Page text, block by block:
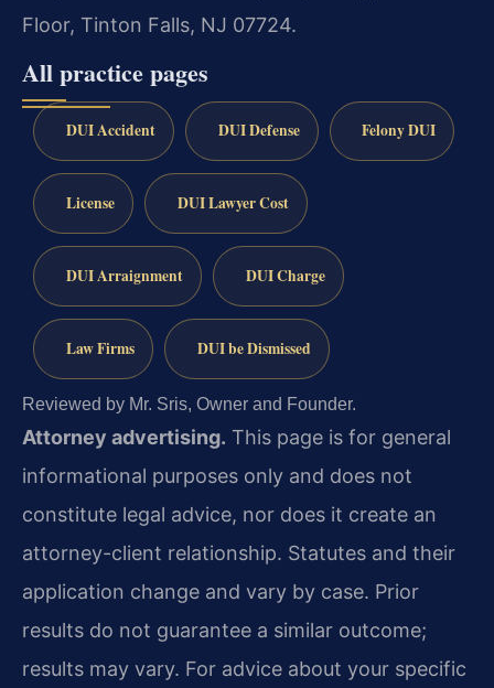
Floor, Tinton Falls, NJ 07724.
All practice pages
DUI Accident DUI Defense Felony DUI
License DUI Lawyer Cost
DUI Arraignment DUI Charge
Law Firms DUI be Dismissed
Reviewed by Mr. Sris, Owner and Founder.
Attorney advertising. This page is for general
informational purposes only and does not
constitute legal advice, nor does it create an
attorney-client relationship. Statutes and their
application change and vary by case. Prior
results do not guarantee a similar outcome;
results may vary. For advice about your specific